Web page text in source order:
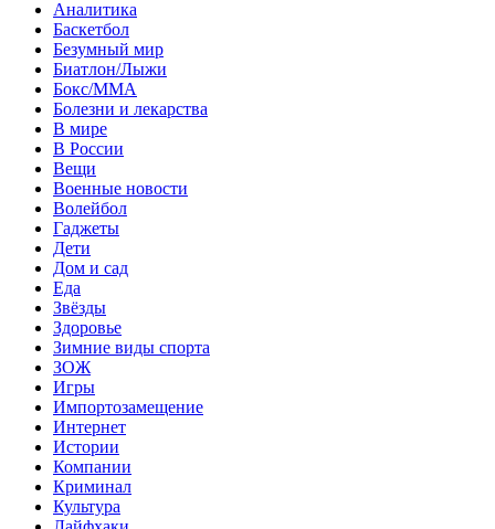
Аналитика
Баскетбол
Безумный мир
Биатлон/Лыжи
Бокс/MMA
Болезни и лекарства
В мире
В России
Вещи
Военные новости
Волейбол
Гаджеты
Дети
Дом и сад
Еда
Звёзды
Здоровье
Зимние виды спорта
ЗОЖ
Игры
Импортозамещение
Интернет
Истории
Компании
Криминал
Культура